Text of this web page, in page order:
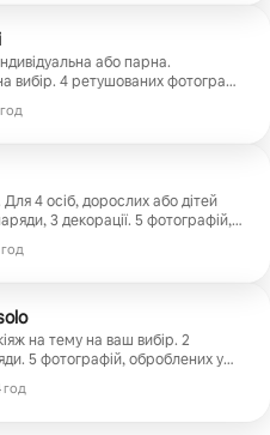
або парна.
вибір. 4 ретушованих фотографії
Виїзд тільки в Ліон.
Для 4 осіб, дорослих або дітей
3 декорації. 5 фотографій,
HD, та 1 друк 20х30 на місці.
на тему на ваш вибір. 2
5 фотографій, оброблених у
20х30.
год